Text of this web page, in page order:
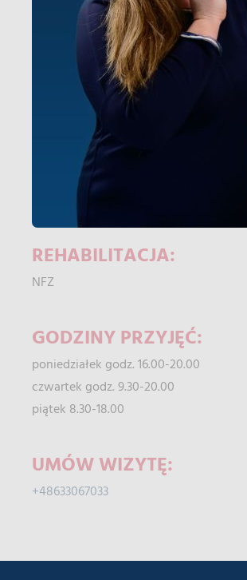
REHABILITACJA:
NFZ
GODZINY PRZYJĘĆ:
poniedziałek godz. 16.00-20.00
czwartek godz. 9.30-20.00
piątek 8.30-18.00
UMÓW WIZYTĘ:
+48633067033